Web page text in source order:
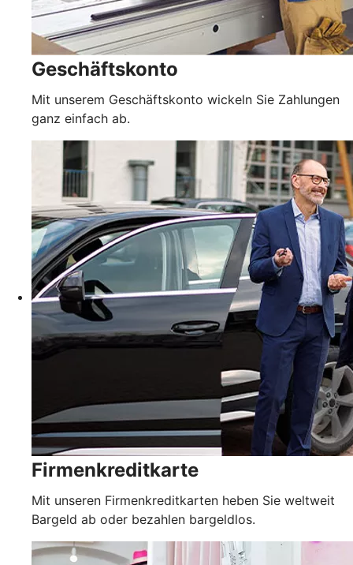
Geschäftskonto
Mit unserem Geschäftskonto wickeln Sie Zahlungen
ganz einfach ab.
Firmenkreditkarte
Mit unseren Firmenkreditkarten heben Sie weltweit
Bargeld ab oder bezahlen bargeldlos.